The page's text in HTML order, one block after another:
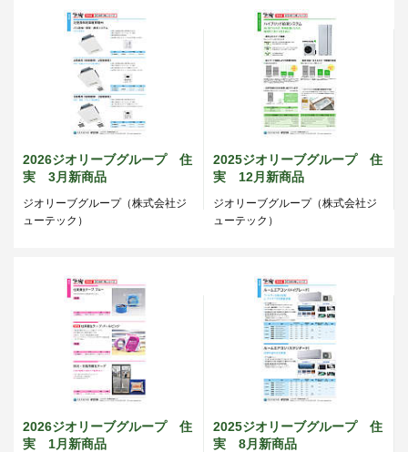
2026ジオリーブグループ 住
実 3月新商品
ジオリーブグループ（株式会社ジ
ューテック）
2025ジオリーブグループ 住
実 12月新商品
ジオリーブグループ（株式会社ジ
ューテック）
2026ジオリーブグループ 住
実 1月新商品
2025ジオリーブグループ 住
実 8月新商品